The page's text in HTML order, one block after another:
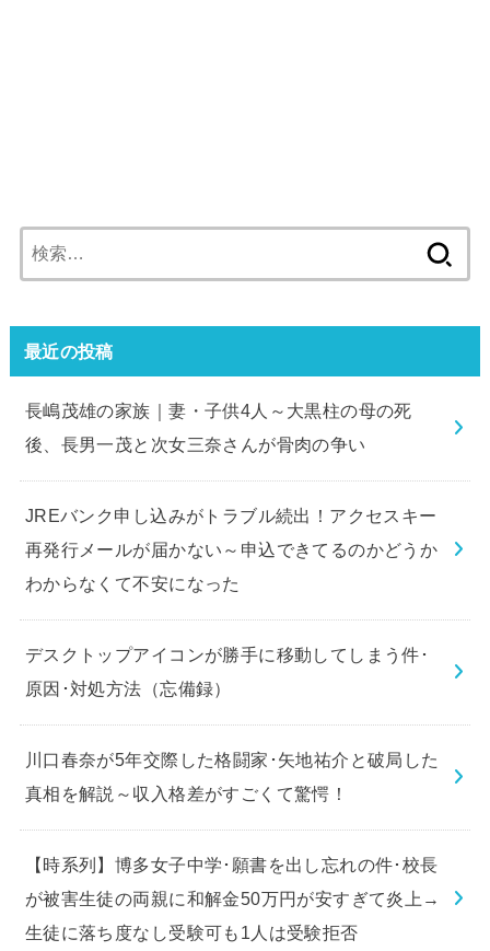
索:
最近の投稿
長嶋茂雄の家族｜妻・子供4人～大黒柱の母の死
後、長男一茂と次女三奈さんが骨肉の争い
JREバンク申し込みがトラブル続出！アクセスキー
再発行メールが届かない～申込できてるのかどうか
わからなくて不安になった
デスクトップアイコンが勝手に移動してしまう件･
原因･対処方法（忘備録）
川口春奈が5年交際した格闘家･矢地祐介と破局した
真相を解説～収入格差がすごくて驚愕！
【時系列】博多女子中学･願書を出し忘れの件･校長
が被害生徒の両親に和解金50万円が安すぎて炎上→
生徒に落ち度なし受験可も1人は受験拒否